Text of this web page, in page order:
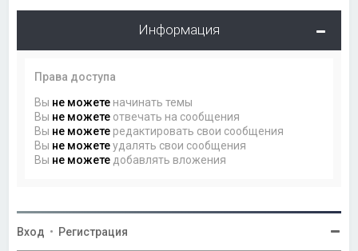
Информация
Права доступа
Вы не можете начинать темы
Вы не можете отвечать на сообщения
Вы не можете редактировать свои сообщения
Вы не можетеудалять свои сообщения
Вы не можете добавлять вложения
Вход • Регистрация